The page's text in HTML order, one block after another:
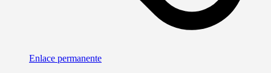
Enlace permanente